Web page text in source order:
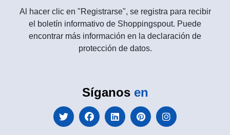
Al hacer clic en "Registrarse", se registra para recibir
el boletín informativo de Shoppingspout. Puede
encontrar más información en la declaración de
protección de datos.
Síganos en